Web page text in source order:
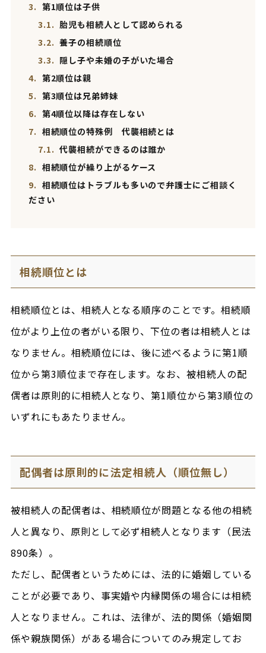
3. 第1順位は子供
3.1. 胎児も相続人として認められる
3.2. 養子の相続順位
3.3. 隠し子や未婚の子がいた場合
4. 第2順位は親
5. 第3順位は兄弟姉妹
6. 第4順位以降は存在しない
7. 相続順位の特殊例 代襲相続とは
7.1. 代襲相続ができるのは誰か
8. 相続順位が繰り上がるケース
9. 相続順位はトラブルも多いので弁護士にご相談く
ださい
相続順位とは
相続順位とは、相続人となる順序のことです。相続順
位がより上位の者がいる限り、下位の者は相続人とは
なりません。相続順位には、後に述べるように第1順
位から第3順位まで存在します。なお、被相続人の配
偶者は原則的に相続人となり、第1順位から第3順位の
いずれにもあたりません。
配偶者は原則的に法定相続人（順位無し）
被相続人の配偶者は、相続順位が問題となる他の相続
人と異なり、原則として必ず相続人となります（民法
890条）。
ただし、配偶者というためには、法的に婚姻している
ことが必要であり、事実婚や内縁関係の場合には相続
人となりません。これは、法律が、法的関係（婚姻関
係や親族関係）がある場合についてのみ規定してお